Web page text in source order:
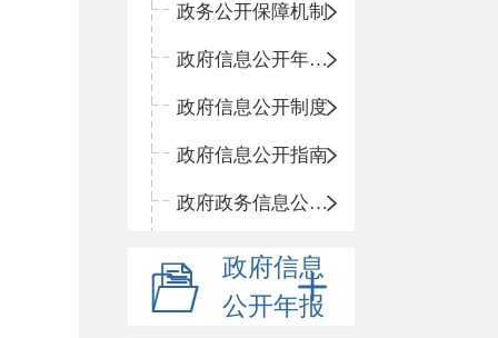
政务公开保障机制
政府信息公开年度报告
政府信息公开制度
政府信息公开指南
政府政务信息公开目录
政府信息
公开年报